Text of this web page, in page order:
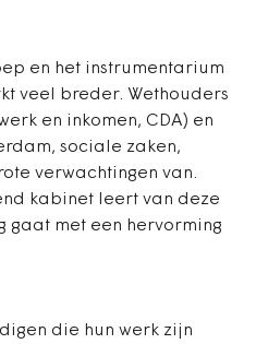
en het instrumentarium
veel breder. Wethouders
en inkomen, CDA) en
sociale zaken,
verwachtingen van.
kabinet leert van deze
gaat met een hervorming
die hun werk zijn